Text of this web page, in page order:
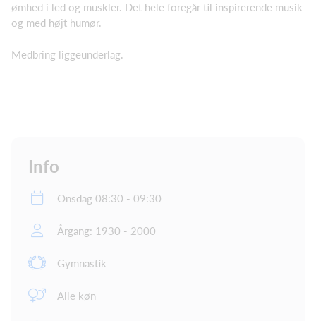
ømhed i led og muskler. Det hele foregår til inspirerende musik
og med højt humør.
Medbring liggeunderlag.
Info
Onsdag 08:30 - 09:30
Årgang: 1930 - 2000
Gymnastik
Alle køn